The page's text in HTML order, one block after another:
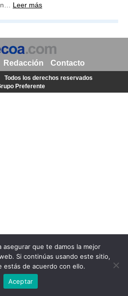
Leer más
asegurar que te damos la mejor
Si continúas usando este sitio,
estás de acuerdo con ello.
Aceptar
Redacción Contacto
Todos los derechos reservados
Preferente